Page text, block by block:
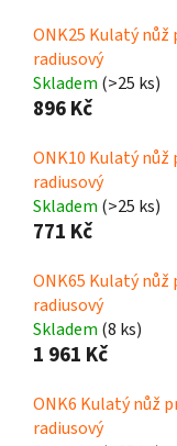
ONK25 Kulatý
radiusový
Skladem (>25 ks)
896 Kč
ONK10 Kulatý
radiusový
Skladem (>25 ks)
771 Kč
ONK65 Kulatý
radiusový
Skladem (8 ks)
1 961 Kč
ONK6 Kulatý nůž
radiusový